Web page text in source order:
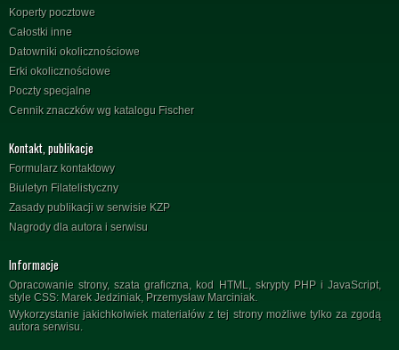
Koperty pocztowe
Całostki inne
Datowniki okolicznościowe
Erki okolicznościowe
Poczty specjalne
Cennik znaczków wg katalogu Fischer
Kontakt, publikacje
Formularz kontaktowy
Biuletyn Filatelistyczny
Zasady publikacji w serwisie KZP
Nagrody dla autora i serwisu
Informacje
Opracowanie strony, szata graficzna, kod HTML, skrypty PHP i JavaScript,
style CSS: Marek Jedziniak, Przemysław Marciniak.
Wykorzystanie jakichkolwiek materiałów z tej strony możliwe tylko za zgodą
autora serwisu.